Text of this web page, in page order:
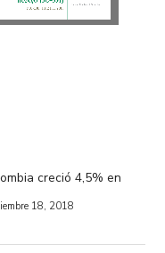
creció 4,5% en
18, 2018